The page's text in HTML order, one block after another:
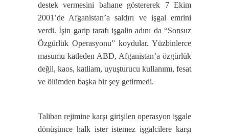
destek vermesini bahane göstererek 7 Ekim
2001’de Afganistan’a saldırı ve işgal emrini
verdi. İşin garip tarafı işgalin adını da “Sonsuz
Özgürlük Operasyonu” koydular. Yüzbinlerce
masumu katleden ABD, Afganistan’a özgürlük
değil, kaos, katliam, uyuşturucu kullanımı, fesat
ve ölümden başka bir şey getirmedi.
Taliban rejimine karşı girişilen operasyon işgale
dönüşünce halk ister istemez işgalcilere karşı